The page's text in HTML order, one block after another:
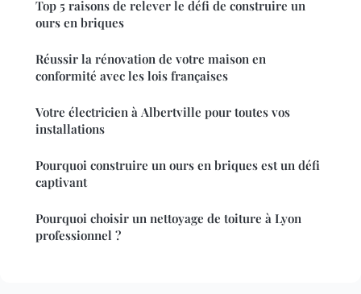
Top 5 raisons de relever le défi de construire un
ours en briques
Réussir la rénovation de votre maison en
conformité avec les lois françaises
Votre électricien à Albertville pour toutes vos
installations
Pourquoi construire un ours en briques est un défi
captivant
Pourquoi choisir un nettoyage de toiture à Lyon
professionnel ?